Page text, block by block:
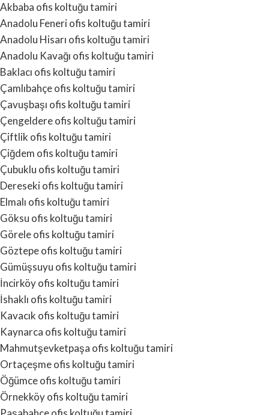
Akbaba ofis koltuğu tamiri
Anadolu Feneri ofis koltuğu tamiri
Anadolu Hisarı ofis koltuğu tamiri
Anadolu Kavağı ofis koltuğu tamiri
Baklacı ofis koltuğu tamiri
Çamlıbahçe ofis koltuğu tamiri
Çavuşbaşı ofis koltuğu tamiri
Çengeldere ofis koltuğu tamiri
Çiftlik ofis koltuğu tamiri
Çiğdem ofis koltuğu tamiri
Çubuklu ofis koltuğu tamiri
Dereseki ofis koltuğu tamiri
Elmalı ofis koltuğu tamiri
Göksu ofis koltuğu tamiri
Görele ofis koltuğu tamiri
Göztepe ofis koltuğu tamiri
Gümüşsuyu ofis koltuğu tamiri
İncirköy ofis koltuğu tamiri
İshaklı ofis koltuğu tamiri
Kavacık ofis koltuğu tamiri
Kaynarca ofis koltuğu tamiri
Mahmutşevketpaşa ofis koltuğu tamiri
Ortaçeşme ofis koltuğu tamiri
Öğümce ofis koltuğu tamiri
Örnekköy ofis koltuğu tamiri